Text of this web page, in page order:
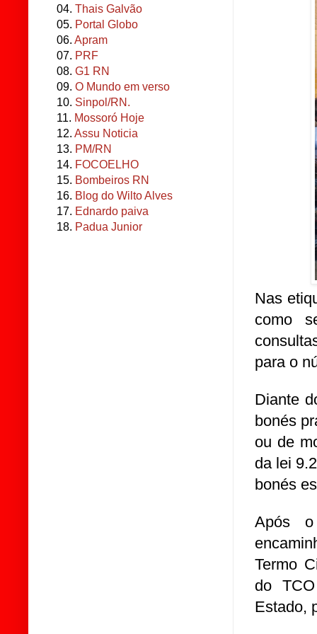
Nas
como
para o
Diante
bonés
ou de
da lei
bonés
Após
Termo
do
Estado,
04. Thais Galvão
05. Portal Globo
06. Apram
07. PRF
08. G1 RN
09. O Mundo em verso
10. Sinpol/RN.
11. Mossoró Hoje
12. Assu Noticia
13. PM/RN
14. FOCOELHO
15. Bombeiros RN
16. Blog do Wilto Alves
17. Ednardo paiva
18. Padua Junior